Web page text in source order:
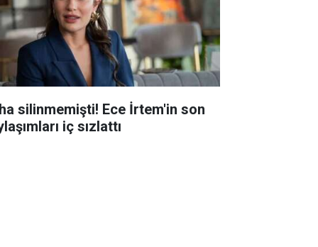
silinmemişti! Ece İrtem'in son
iç sızlattı